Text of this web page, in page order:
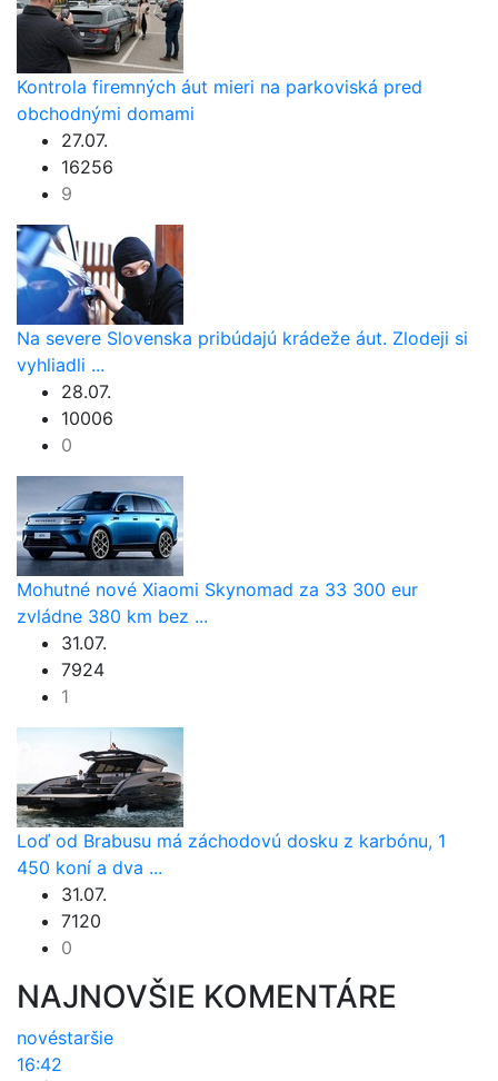
Kontrola firemných áut mieri na parkoviská pred
obchodnými domami
27.07.
16256
9
Na severe Slovenska pribúdajú krádeže áut. Zlodeji si
vyhliadli ...
28.07.
10006
0
Mohutné nové Xiaomi Skynomad za 33 300 eur
zvládne 380 km bez ...
31.07.
7924
1
Loď od Brabusu má záchodovú dosku z karbónu, 1
450 koní a dva ...
31.07.
7120
0
NAJNOVŠIE KOMENTÁRE
novéstaršie
16:42